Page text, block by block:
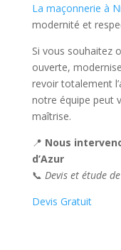
La maçonnerie à
modernité et
Si vous souhaitez
ouverte,
revoir totalement
notre équipe peut
maîtrise.
📍 Nous
d’Azur
📞 Devis et étude
Devis Gratuit